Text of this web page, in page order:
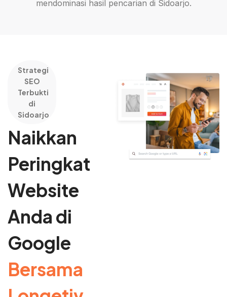
mendominasi hasil pencarian di Sidoarjo.
Strategi
SEO
Terbukti
di
Sidoarjo
Naikkan
Peringkat
Website
Anda di
Google
Bersama